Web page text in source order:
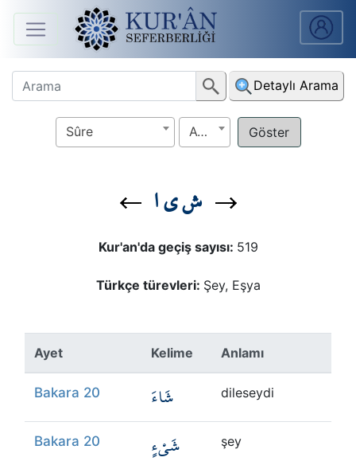
Anasayfa
Sûreler
Arapça
Kökler
Detaylı Arama
Sûre Ayet
ش ي ا
Kur'an'da geçiş sayısı: 519
Türkçe türevleri: Şey, Eşya
Ayet Kelime Anlamı
Bakara 20 شَاءَ dileseydi
Bakara 20 شَيْءٍ şey